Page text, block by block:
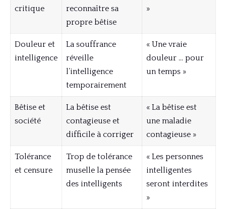
critique
reconnaître sa
propre bêtise
»
Douleur et
intelligence
La souffrance
réveille
l’intelligence
temporairement
« Une vraie
douleur … pour
un temps »
Bêtise et
société
La bêtise est
contagieuse et
difficile à corriger
« La bêtise est
une maladie
contagieuse »
Tolérance
et censure
Trop de tolérance
muselle la pensée
des intelligents
« Les personnes
intelligentes
seront interdites
»